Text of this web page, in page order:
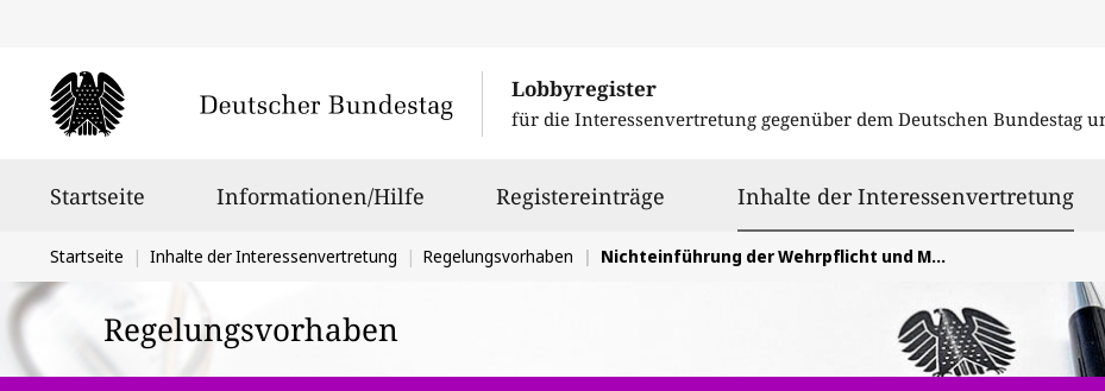
Lobbyregister
für die Interessenvertretung gegenüber dem Deutschen Bundestag
Startseite Informationen/Hilfe Registereinträge Inhalte der Interessenvertretung
Sie
befinden
sich
hier:
Startseite Inhalte der Interessenvertretung Regelungsvorhaben Nichteinführung der Wehrpflicht und Mindeststandards für eine Dienstpflicht
Regelungsvorhaben